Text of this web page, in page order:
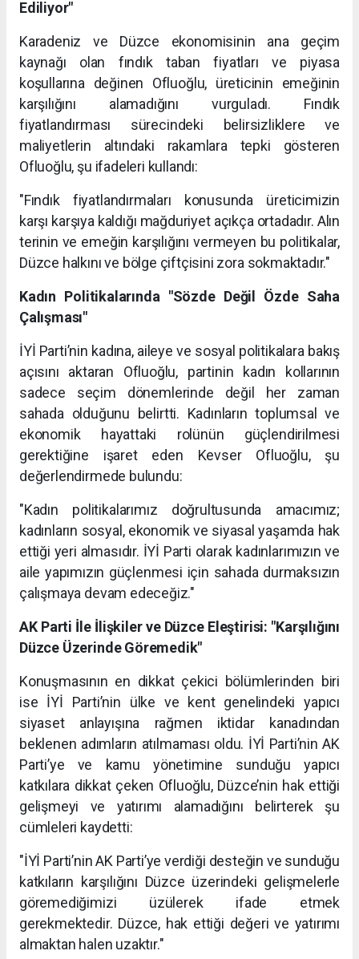
Ediliyor"
Karadeniz ve Düzce ekonomisinin ana geçim
kaynağı olan fındık taban fiyatları ve piyasa
koşullarına değinen Ofluoğlu, üreticinin emeğinin
karşılığını alamadığını vurguladı. Fındık
fiyatlandırması sürecindeki belirsizliklere ve
maliyetlerin altındaki rakamlara tepki gösteren
Ofluoğlu, şu ifadeleri kullandı:
"Fındık fiyatlandırmaları konusunda üreticimizin
karşı karşıya kaldığı mağduriyet açıkça ortadadır. Alın
terinin ve emeğin karşılığını vermeyen bu politikalar,
Düzce halkını ve bölge çiftçisini zora sokmaktadır."
Kadın Politikalarında "Sözde Değil Özde Saha
Çalışması"
İYİ Parti’nin kadına, aileye ve sosyal politikalara bakış
açısını aktaran Ofluoğlu, partinin kadın kollarının
sadece seçim dönemlerinde değil her zaman
sahada olduğunu belirtti. Kadınların toplumsal ve
ekonomik hayattaki rolünün güçlendirilmesi
gerektiğine işaret eden Kevser Ofluoğlu, şu
değerlendirmede bulundu:
"Kadın politikalarımız doğrultusunda amacımız;
kadınların sosyal, ekonomik ve siyasal yaşamda hak
ettiği yeri almasıdır. İYİ Parti olarak kadınlarımızın ve
aile yapımızın güçlenmesi için sahada durmaksızın
çalışmaya devam edeceğiz."
AK Parti İle İlişkiler ve Düzce Eleştirisi: "Karşılığını
Düzce Üzerinde Göremedik"
Konuşmasının en dikkat çekici bölümlerinden biri
ise İYİ Parti’nin ülke ve kent genelindeki yapıcı
siyaset anlayışına rağmen iktidar kanadından
beklenen adımların atılmaması oldu. İYİ Parti’nin AK
Parti’ye ve kamu yönetimine sunduğu yapıcı
katkılara dikkat çeken Ofluoğlu, Düzce’nin hak ettiği
gelişmeyi ve yatırımı alamadığını belirterek şu
cümleleri kaydetti:
"İYİ Parti’nin AK Parti’ye verdiği desteğin ve sunduğu
katkıların karşılığını Düzce üzerindeki gelişmelerle
göremediğimizi üzülerek ifade etmek
gerekmektedir. Düzce, hak ettiği değeri ve yatırımı
almaktan halen uzaktır."